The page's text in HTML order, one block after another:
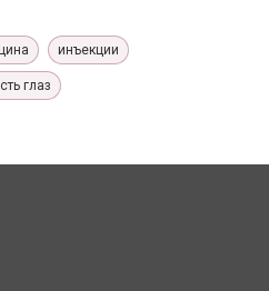
инъекции
глаз